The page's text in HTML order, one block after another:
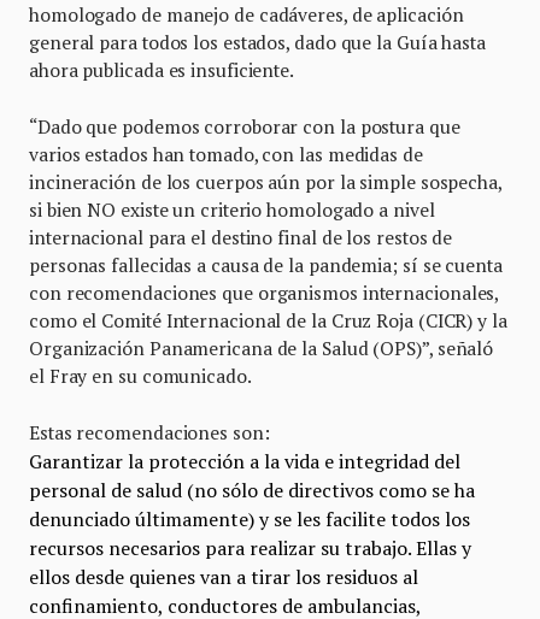
homologado de manejo de cadáveres, de aplicación
general para todos los estados, dado que la Guía hasta
ahora publicada es insuficiente.
“Dado que podemos corroborar con la postura que
varios estados han tomado, con las medidas de
incineración de los cuerpos aún por la simple sospecha,
si bien NO existe un criterio homologado a nivel
internacional para el destino final de los restos de
personas fallecidas a causa de la pandemia; sí se cuenta
con recomendaciones que organismos internacionales,
como el Comité Internacional de la Cruz Roja (CICR) y la
Organización Panamericana de la Salud (OPS)”, señaló
el Fray en su comunicado.
Estas recomendaciones son:
Garantizar la protección a la vida e integridad del
personal de salud (no sólo de directivos como se ha
denunciado últimamente) y se les facilite todos los
recursos necesarios para realizar su trabajo. Ellas y
ellos desde quienes van a tirar los residuos al
confinamiento, conductores de ambulancias,